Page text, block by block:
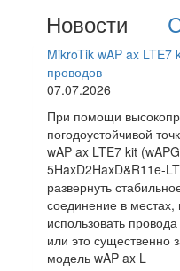
Новости
MikroTik wAP ax LTE7
проводов
07.07.2026
При помощи
погодоустойчивой
wAP ax LTE7 kit
5HaxD2HaxD&R11e-
развернуть
соединение в местах,
использовать
или это существенно
модель wAP ax L